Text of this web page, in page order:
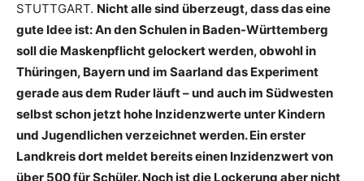
STUTTGART. Nicht alle sind überzeugt, dass das eine
gute Idee ist: An den Schulen in Baden-Württemberg
soll die Maskenpflicht gelockert werden, obwohl in
Thüringen, Bayern und im Saarland das Experiment
gerade aus dem Ruder läuft – und auch im Südwesten
selbst schon jetzt hohe Inzidenzwerte unter Kindern
und Jugendlichen verzeichnet werden. Ein erster
Landkreis dort meldet bereits einen Inzidenzwert von
über 500 für Schüler. Noch ist die Lockerung aber nicht